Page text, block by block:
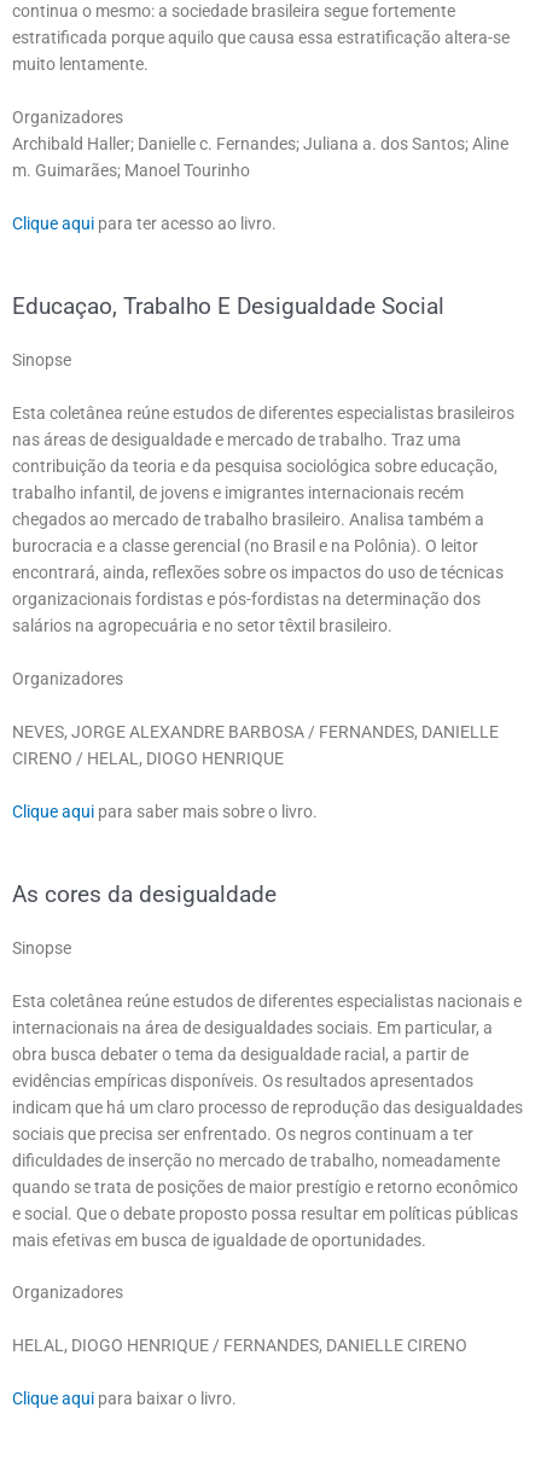
continua o mesmo: a sociedade brasileira segue fortemente
estratificada porque aquilo que causa essa estratificação altera-se
muito lentamente.
Organizadores
Archibald Haller; Danielle c. Fernandes; Juliana a. dos Santos; Aline
m. Guimarães; Manoel Tourinho
Clique aqui para ter acesso ao livro.
Educaçao, Trabalho E Desigualdade Social
Sinopse
Esta coletânea reúne estudos de diferentes especialistas brasileiros
nas áreas de desigualdade e mercado de trabalho. Traz uma
contribuição da teoria e da pesquisa sociológica sobre educação,
trabalho infantil, de jovens e imigrantes internacionais recém
chegados ao mercado de trabalho brasileiro. Analisa também a
burocracia e a classe gerencial (no Brasil e na Polônia). O leitor
encontrará, ainda, reflexões sobre os impactos do uso de técnicas
organizacionais fordistas e pós-fordistas na determinação dos
salários na agropecuária e no setor têxtil brasileiro.
Organizadores
NEVES, JORGE ALEXANDRE BARBOSA / FERNANDES, DANIELLE
CIRENO / HELAL, DIOGO HENRIQUE
Clique aqui para saber mais sobre o livro.
As cores da desigualdade
Sinopse
Esta coletânea reúne estudos de diferentes especialistas nacionais e
internacionais na área de desigualdades sociais. Em particular, a
obra busca debater o tema da desigualdade racial, a partir de
evidências empíricas disponíveis. Os resultados apresentados
indicam que há um claro processo de reprodução das desigualdades
sociais que precisa ser enfrentado. Os negros continuam a ter
dificuldades de inserção no mercado de trabalho, nomeadamente
quando se trata de posições de maior prestígio e retorno econômico
e social. Que o debate proposto possa resultar em políticas públicas
mais efetivas em busca de igualdade de oportunidades.
Organizadores
HELAL, DIOGO HENRIQUE / FERNANDES, DANIELLE CIRENO
Clique aqui para baixar o livro.